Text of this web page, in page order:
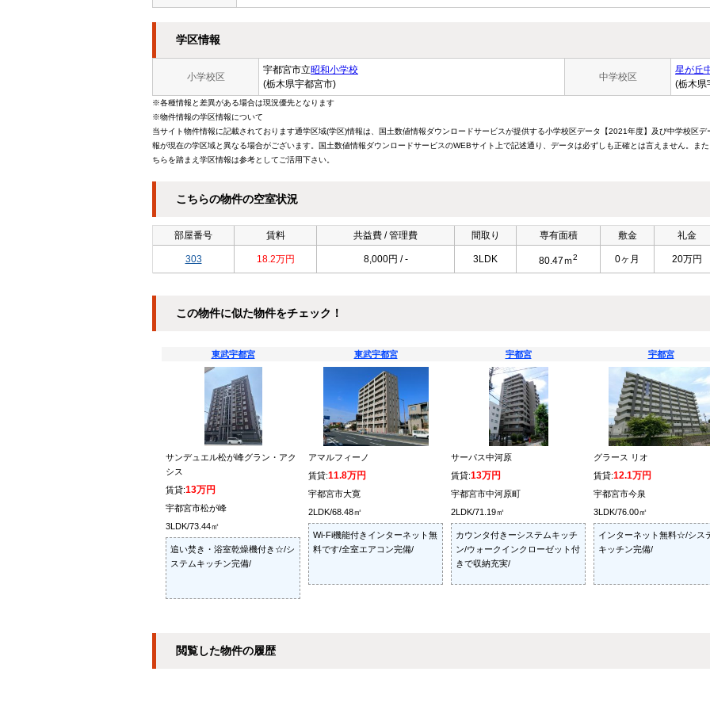
学区情報
小学校区
宇都宮市立昭和小学校
(栃木県宇都宮市)
中学校区
星が丘
(栃木県
※各種情報と差異がある場合は現況優先となります
※物件情報の学区情報について
当サイト物件情報に記載されております通学区域(学区)情報は、国土数値情報ダウンロードサービスが提供する小学校区データ【2021年度】及び中学校区
報が現在の学区域と異なる場合がございます。国土数値情報ダウンロードサービスのWEBサイト上で記述通り、データは必ずしも正確とは言えません。ま
ちらを踏まえ学区情報は参考としてご活用下さい。
こちらの物件の空室状況
部屋番号 賃料 共益費 / 管理費 間取り 専有面積 敷金 礼金
303 18.2万円 8,000円 / - 3LDK 80.47ｍ2 0ヶ月 20万円
この物件に似た物件をチェック！
東武宇都宮
サンデュエル松が峰グラン・アク
シス
賃貸:13万円
宇都宮市松が峰
3LDK/73.44㎡
追い焚き・浴室乾燥機付き☆/シ
ステムキッチン完備/
東武宇都宮
アマルフィーノ
賃貸:11.8万円
宇都宮市大寛
2LDK/68.48㎡
Wi-Fi機能付きインターネット無
料です/全室エアコン完備/
宇都宮
サーパス中河原
賃貸:13万円
宇都宮市中河原町
2LDK/71.19㎡
カウンタ付きーシステムキッチ
ン/ウォークインクローゼット付
きで収納充実/
宇都宮
グラース リオ
賃貸:12.1万円
宇都宮市今泉
3LDK/76.00㎡
インターネット無料☆/シス
キッチン完備/
閲覧した物件の履歴